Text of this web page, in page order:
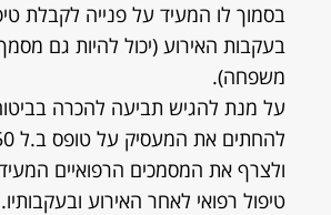
בסמוך לו המעיד על פנייה לקבלת
בעקבות האירוע (יכול להיות גם
משפחה).
על מנת להגיש תביעה להכרה
ולצרף את המסמכים הרפואיים
טיפול רפואי לאחר האירוע ובעקבותיו.